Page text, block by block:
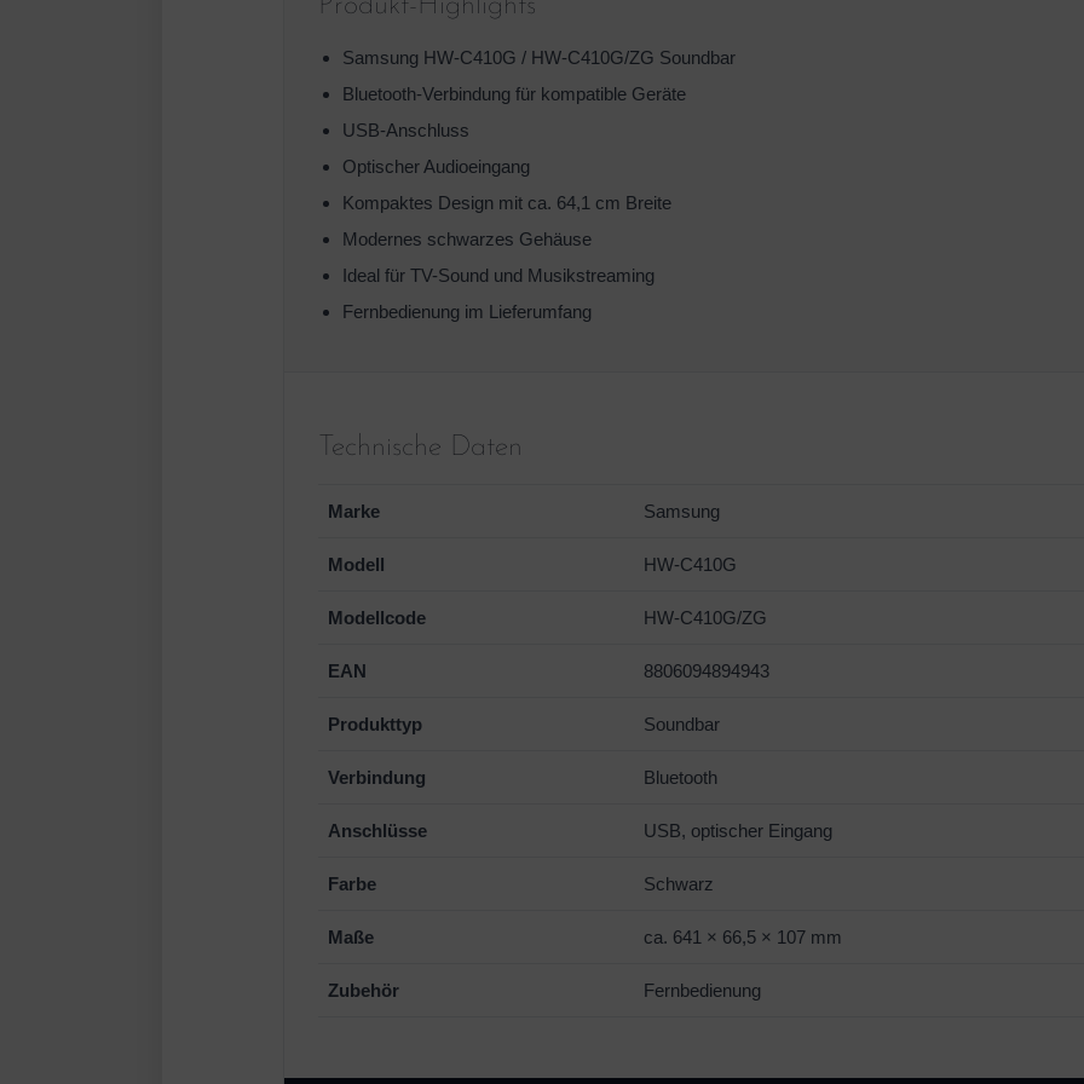
Produkt-Highlights
Samsung HW-C410G / HW-C410G/ZG Soundbar
Bluetooth-Verbindung für kompatible Geräte
USB-Anschluss
Optischer Audioeingang
Kompaktes Design mit ca. 64,1 cm Breite
Modernes schwarzes Gehäuse
Ideal für TV-Sound und Musikstreaming
Fernbedienung im Lieferumfang
Technische Daten
Marke Samsung
Modell HW-C410G
Modellcode HW-C410G/ZG
EAN 8806094894943
Produkttyp Soundbar
Verbindung Bluetooth
Anschlüsse USB, optischer Eingang
Farbe Schwarz
Maße ca. 641 × 66,5 × 107 mm
Zubehör Fernbedienung